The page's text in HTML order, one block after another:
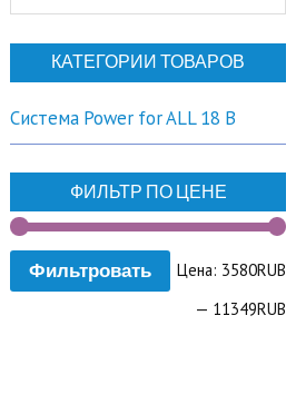
КАТЕГОРИИ ТОВАРОВ
Система Power for ALL 18 В
ФИЛЬТР ПО ЦЕНЕ
Фильтровать Цена: 3580RUB
— 11349RUB